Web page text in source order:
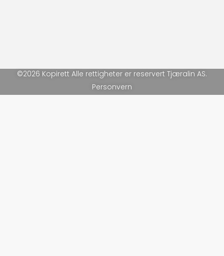
©2026 Kopirett Alle rettigheter er reservert Tjæralin AS.
Personvern